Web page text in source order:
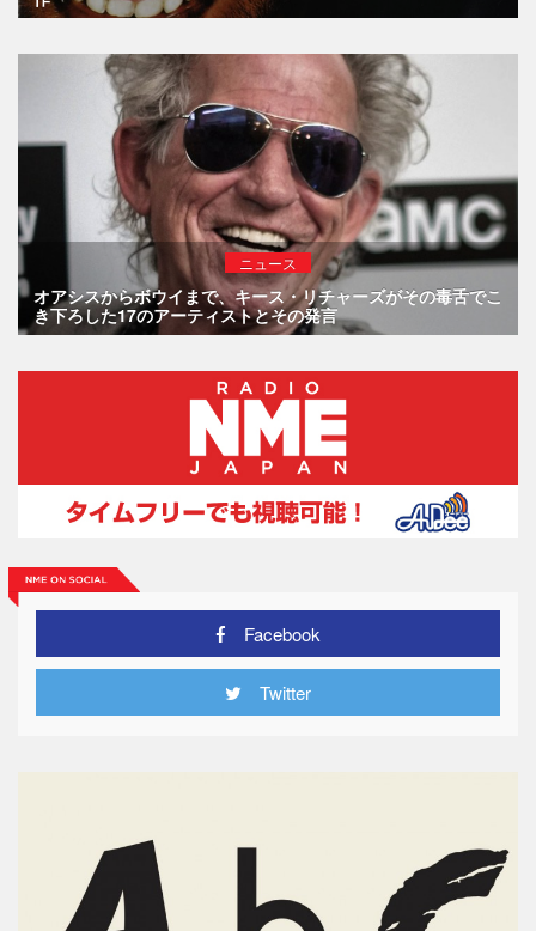
ニュース
オアシスからボウイまで、キース・リチャーズがその毒舌でこ
き下ろした17のアーティストとその発言
Facebook
Twitter